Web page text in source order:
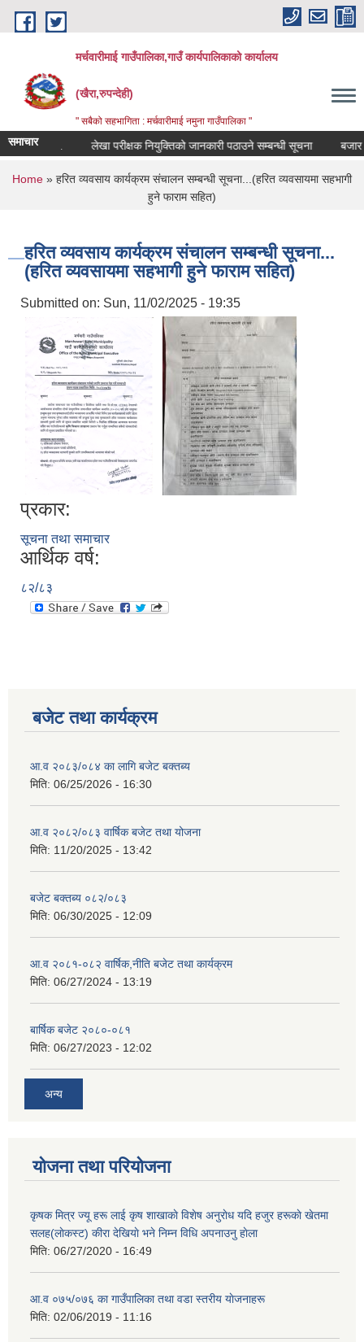
Skip to main content
मर्चवारीमाई गाउँपालिका,गाउँ कार्यपालिकाको कार्यालय
(खैरा,रुपन्देही)
" सबैको सहभागिता : मर्चवारीमाई नमुना गाउँपालिका "
समाचार
सूचना.. लेखा परीक्षक नियुक्तिको जानकारी पठाउने सम्बन्धी सूचना बजार
You are here
Home » हरित व्यवसाय कार्यक्रम संचालन सम्बन्धी सूचना...(हरित व्यवसायमा सहभागी
हुने फाराम सहित)
हरित व्यवसाय कार्यक्रम संचालन सम्बन्धी सूचना...
(हरित व्यवसायमा सहभागी हुने फाराम सहित)
Submitted on: Sun, 11/02/2025 - 19:35
प्रकार:
सूचना तथा समाचार
आर्थिक वर्ष:
८२/८३
बजेट तथा कार्यक्रम
आ.व २०८३/०८४ का लागि बजेट बक्तब्य
मिति: 06/25/2026 - 16:30
आ.व २०८२/०८३ वार्षिक बजेट तथा योजना
मिति: 11/20/2025 - 13:42
बजेट बक्तब्य ०८२/०८३
मिति: 06/30/2025 - 12:09
आ.व २०८१-०८२ वार्षिक,नीति बजेट तथा कार्यक्रम
मिति: 06/27/2024 - 13:19
बार्षिक बजेट २०८०-०८१
मिति: 06/27/2023 - 12:02
अन्य
योजना तथा परियोजना
कृषक मित्र ज्यू हरू लाई कृष शाखाकाे विशेष अनुराेध यदि हजुर हरूकाे खेतमा
सलह(लाेकस्ट) कीरा देखियाे भने निम्न विधि अपनाउनु हाेला
मिति: 06/27/2020 - 16:49
आ‍.व ०७५/०७६ का गाउँपालिका तथा वडा स्तरीय याेजनाहरू
मिति: 02/06/2019 - 11:16